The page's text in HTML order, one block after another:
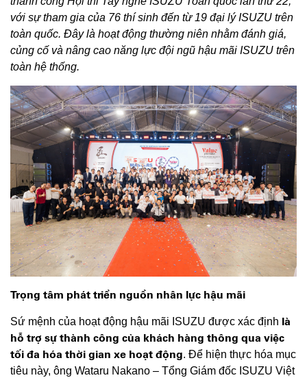
với sự tham gia của 76 thí sinh đến từ 19 đại lý ISUZU trên
toàn quốc. Đây là hoạt động thường niên nhằm đánh giá,
củng cố và nâng cao năng lực đội ngũ hậu mãi ISUZU trên
toàn hệ thống.
Trọng tâm phát triển nguồn nhân lực hậu mãi
Sứ mệnh của hoạt động hậu mãi ISUZU được xác định là
hỗ trợ sự thành công của khách hàng thông qua việc
tối đa hóa thời gian xe hoạt động. Để hiện thực hóa mục
tiêu này, ông Wataru Nakano – Tổng Giám đốc ISUZU Việt